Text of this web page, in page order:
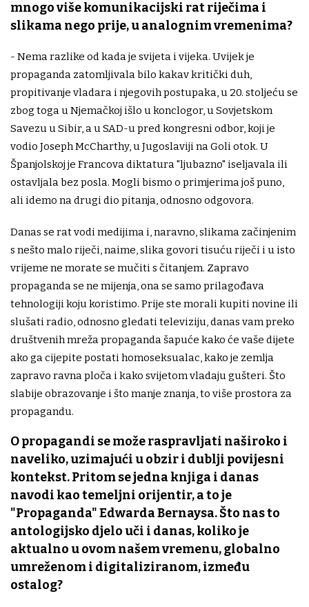
mnogo više komunikacijski rat riječima i
slikama nego prije, u analognim vremenima?
- Nema razlike od kada je svijeta i vijeka. Uvijek je
propaganda zatomljivala bilo kakav kritički duh,
propitivanje vladara i njegovih postupaka, u 20. stoljeću se
zbog toga u Njemačkoj išlo u konclogor, u Sovjetskom
Savezu u Sibir, a u SAD-u pred kongresni odbor, koji je
vodio Joseph McCharthy, u Jugoslaviji na Goli otok. U
Španjolskoj je Francova diktatura "ljubazno" iseljavala ili
ostavljala bez posla. Mogli bismo o primjerima još puno,
ali idemo na drugi dio pitanja, odnosno odgovora.
Danas se rat vodi medijima i, naravno, slikama začinjenim
s nešto malo riječi, naime, slika govori tisuću riječi i u isto
vrijeme ne morate se mučiti s čitanjem. Zapravo
propaganda se ne mijenja, ona se samo prilagođava
tehnologiji koju koristimo. Prije ste morali kupiti novine ili
slušati radio, odnosno gledati televiziju, danas vam preko
društvenih mreža propaganda šapuće kako će vaše dijete
ako ga cijepite postati homoseksualac, kako je zemlja
zapravo ravna ploča i kako svijetom vladaju gušteri. Što
slabije obrazovanje i što manje znanja, to više prostora za
propagandu.
O propagandi se može raspravljati naširoko i
naveliko, uzimajući u obzir i dublji povijesni
kontekst. Pritom se jedna knjiga i danas
navodi kao temeljni orijentir, a to je
"Propaganda" Edwarda Bernaysa. Što nas to
antologijsko djelo uči i danas, koliko je
aktualno u ovom našem vremenu, globalno
umreženom i digitaliziranom, između
ostalog?